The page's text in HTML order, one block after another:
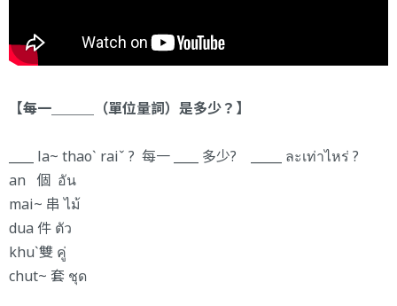
【每一＿＿＿（單位量詞）是多少？】
____ la~ thaoˋ raiˇ ? 每一 ____ 多少? _____ ละเท่าไหร่ ?
an 個 อัน
mai~ 串 ไม้
dua 件 ตัว
khuˋ雙 คู่
chut~ 套 ชุด